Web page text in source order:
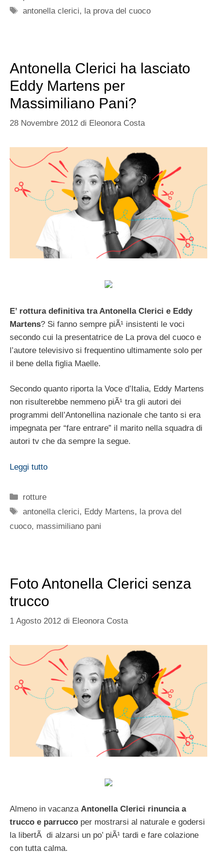
Tag
antonella clerici, la prova del cuoco
Antonella Clerici ha lasciato
Eddy Martens per
Massimiliano Pani?
28 Novembre 2012 di Eleonora Costa
E’ rottura definitiva tra Antonella Clerici e Eddy
Martens? Si fanno sempre piÃ¹ insistenti le voci
secondo cui la presentatrice de La prova del cuoco e
l’autore televisivo si frequentino ultimamente solo per
il bene della figlia Maelle.
Secondo quanto riporta la Voce d’Italia, Eddy Martens
non risulterebbe nemmeno piÃ¹ tra gli autori dei
programmi dell’Antonellina nazionale che tanto si era
impegnata per “fare entrare” il marito nella squadra di
autori tv che da sempre la segue.
Leggi tutto
Categorie
rotture
Tag
antonella clerici, Eddy Martens, la prova del
cuoco, massimiliano pani
Foto Antonella Clerici senza
trucco
1 Agosto 2012 di Eleonora Costa
Almeno in vacanza Antonella Clerici rinuncia a
trucco e parrucco per mostrarsi al naturale e godersi
la libertÃ di alzarsi un po’ piÃ¹ tardi e fare colazione
con tutta calma.